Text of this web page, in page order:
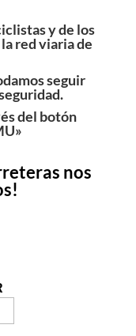
y de los
red viaria de
seguir
del botón
nos